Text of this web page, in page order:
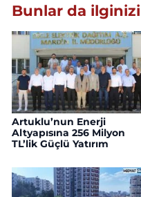
Bunlar da
Artuklu’nun Enerji
Altyapısına 256 Milyon
TL’lik Güçlü Yatırım